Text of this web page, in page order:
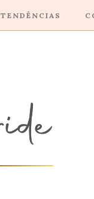
TENDÊNCIAS